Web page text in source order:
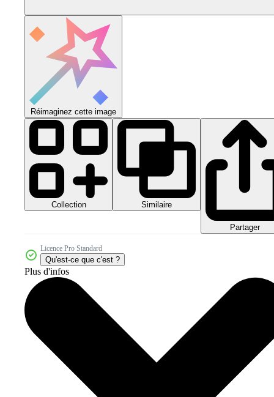
Réimaginez cette image
Collection Similaire
Partager
Licence Pro Standard
Qu'est-ce que c'est ?
Plus d'infos